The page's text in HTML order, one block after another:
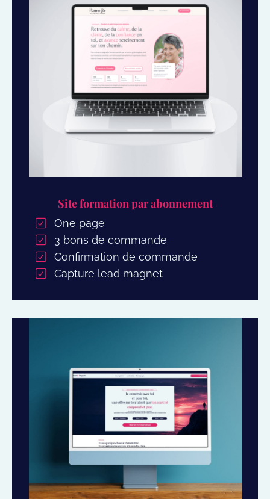
Site formation par abonnement
One page
3 bons de commande
Confirmation de commande
Capture lead magnet